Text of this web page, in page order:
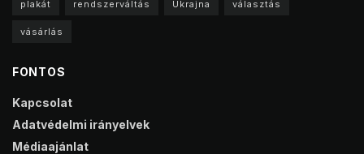
plakát rendszerváltás Ukrajna választás
vásárlás
FONTOS
Kapcsolat
Adatvédelmi irányelvek
Médiaajánlat